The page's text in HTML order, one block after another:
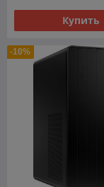
Купить
-10%